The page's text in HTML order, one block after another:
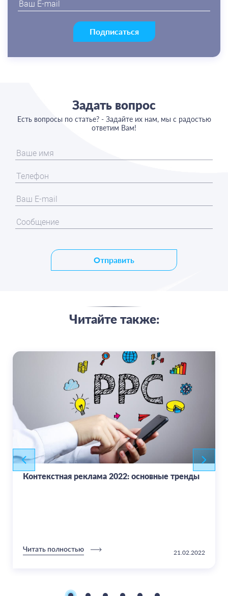
Подписаться
Задать вопрос
Есть вопросы по статье? - Задайте их нам, мы с радостью
ответим Вам!
Отправить
Читайте также:
Контекстная реклама 2022: основные тренды
Читать полностью 21.02.2022